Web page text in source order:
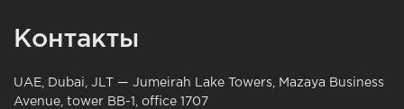
Контакты
UAE, Dubai, JLT — Jumeirah Lake Towers, Mazaya Business
Avenue, tower BB-1, office 1707